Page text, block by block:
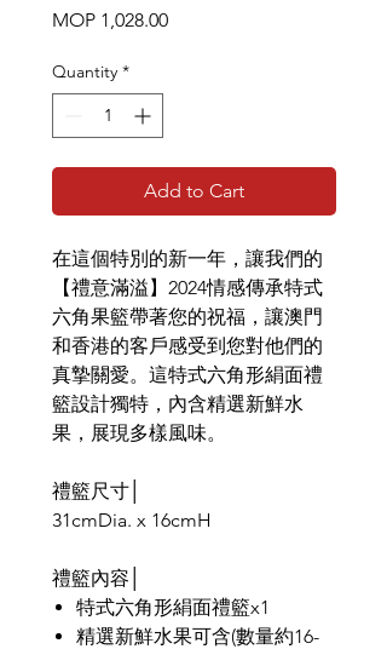
MOP 1,028.00Price
Quantity *
Add to Cart
在這個特別的新一年，讓我們的
【禮意滿溢】2024情感傳承特式
六角果籃帶著您的祝福，讓澳門
和香港的客戶感受到您對他們的
真摯關愛。這特式六角形絹面禮
籃設計獨特，內含精選新鮮水
果，展現多樣風味。
禮籃尺寸│
31cmDia. x 16cmH
禮籃內容│
特式六角形絹面禮籃x1
精選新鮮水果可含(數量約16-